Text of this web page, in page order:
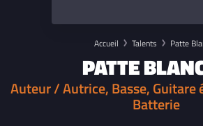
Accueil Talents Patte
PATTE
Auteur / Autrice, Basse, Guitare
Batterie